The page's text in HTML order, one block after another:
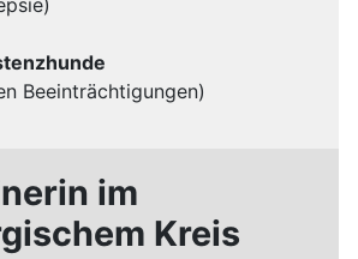
Beeinträchtigungen)
im
Kreis